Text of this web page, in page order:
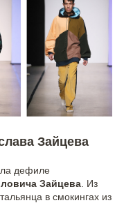
Зайцева
дефиле
Зайцева . Из
в смокингах из